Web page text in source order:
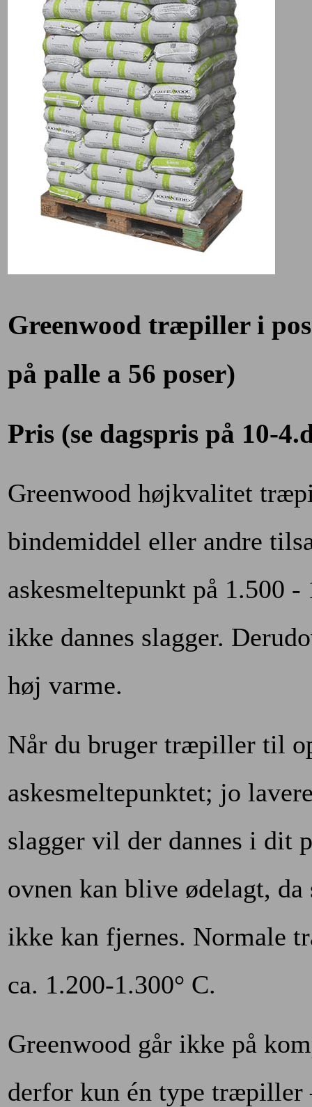
Greenwood træpiller i
på palle a 56 poser)
Pris (se dagspris på 10-
Greenwood højkvalitet
bindemiddel eller andre
askesmeltepunkt på 1.500
ikke dannes slagger.
høj varme.
Når du bruger træpiller til
askesmeltepunktet; jo
slagger vil der dannes i dit
ovnen kan blive ødelagt,
ikke kan fjernes. Normale
ca. 1.200-1.300° C.
Greenwood går ikke på
derfor kun én type